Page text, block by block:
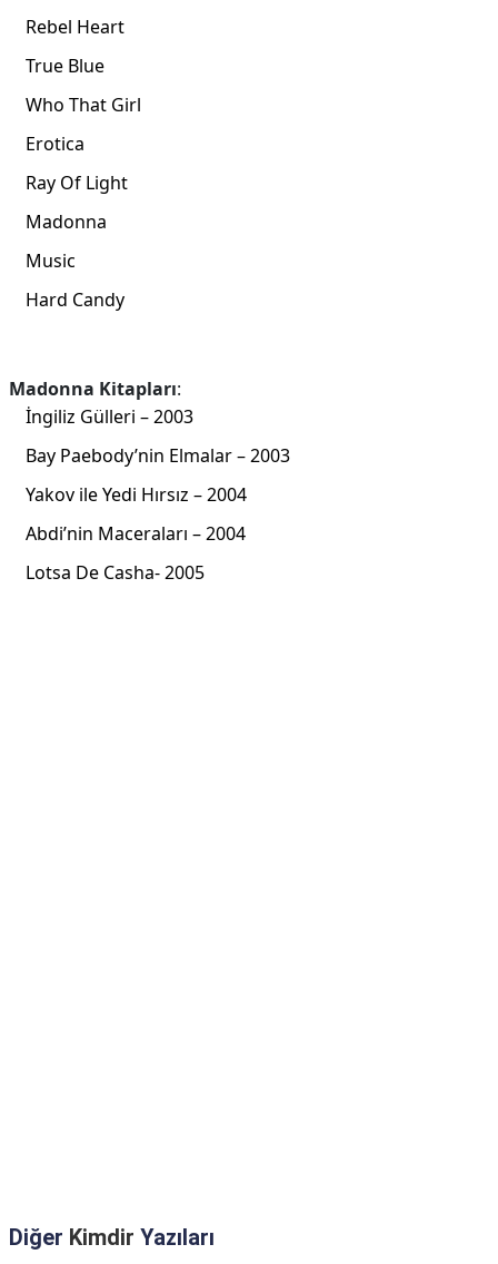
Rebel Heart
True Blue
Who That Girl
Erotica
Ray Of Light
Madonna
Music
Hard Candy
Madonna Kitapları:
İngiliz Gülleri – 2003
Bay Paebody’nin Elmalar – 2003
Yakov ile Yedi Hırsız – 2004
Abdi’nin Maceraları – 2004
Lotsa De Casha- 2005
Diğer Kimdir Yazıları